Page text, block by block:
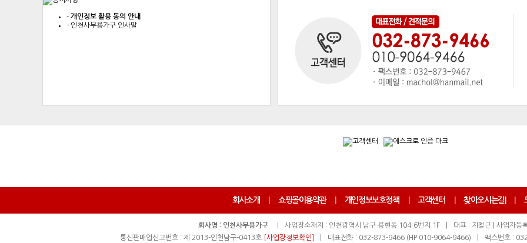
- 개인정보 활용 동의 안내
- 인천사무용가구 인사말
회사소개 쇼핑몰이용약관 개인정보보호정책 고객센터 찾아오시는길
회사명 : 인천사무용가구 사업장소재지 : 인천광역시 남구 용현동 104-6번지 1F
대표 : 지철근 | 사업자
통신판매업신고번호 : 제 2013-인천남구-0413호
[사업장정보확인] 대표전화 : 032-873-9466 (HP 010-9064-9466) 팩스번호 :